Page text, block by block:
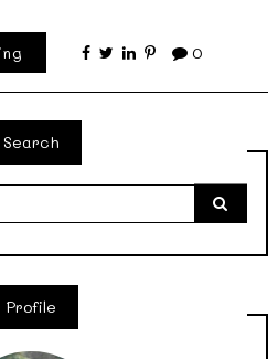
0
Search
Profile